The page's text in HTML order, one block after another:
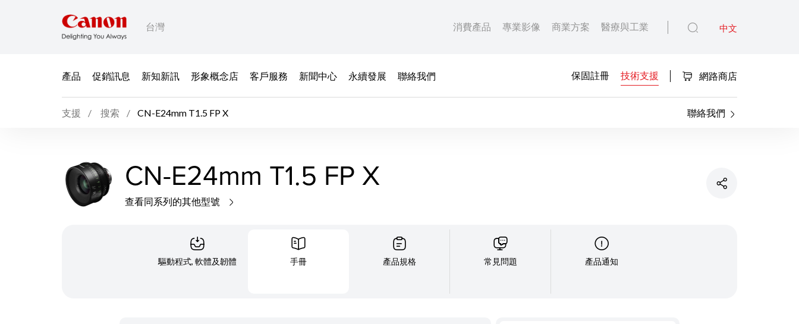
台灣 消費產品 專業影像 商業方案 醫療與工業 中文
產品 促銷訊息 新知新訊 形象概念店 客戶服務 新聞中心 永續發展 聯絡我們 保固註冊 技術支援 網路商店
支援 搜索 CN-E24mm T1.5 FP X 聯絡我們
CN-E24mm T1.5 FP X
查看同系列的其他型號
驅動程式, 軟體及韌體 手冊 產品規格 常見問題 產品通知